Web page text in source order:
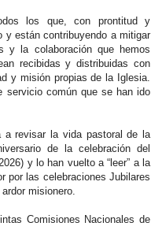
los que, con prontitud y
y están contribuyendo a mitigar
y la colaboración que hemos
recibidas y distribuidas con
y misión propias de la Iglesia.
servicio común que se han ido
a revisar la vida pastoral de la
de la celebración del
y lo han vuelto a “leer” a la
por las celebraciones Jubilares
misionero.
Comisiones Nacionales de